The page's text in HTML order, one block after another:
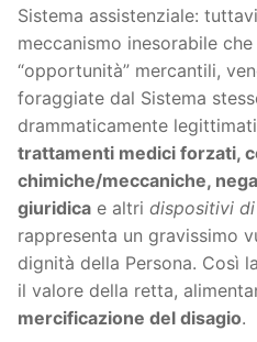
Sistema assistenziale:
meccanismo inesorabile
“opportunità” mercantili,
foraggiate dal Sistema
drammaticamente
trattamenti medici forzati,
chimiche/meccaniche,
giuridica e altri dispositivi
rappresenta un gravissimo
dignità della Persona. Così
il valore della retta,
mercificazione del disagio.